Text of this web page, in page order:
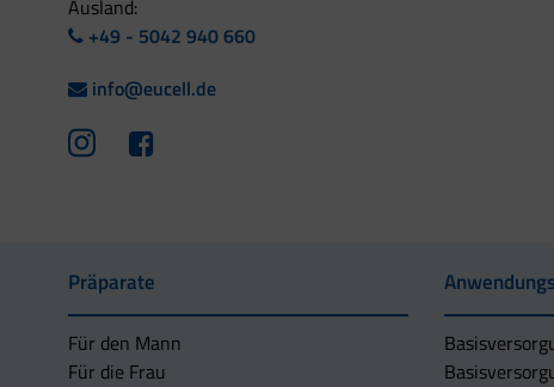
Ausland:
+49 - 5042 940 660
info@eucell.de
Präparate
Für den Mann
Für die Frau